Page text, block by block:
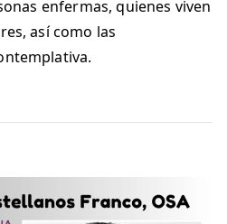
enfermas, quienes viven
así como las